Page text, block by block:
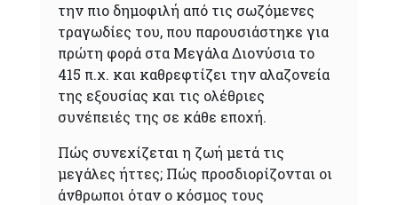
την πιο δημοφιλή από τις σωζόμενες
τραγωδίες του, που παρουσιάστηκε για
πρώτη φορά στα Μεγάλα Διονύσια το
415 π.χ. και καθρεφτίζει την αλαζονεία
της εξουσίας και τις ολέθριες
συνέπειές της σε κάθε εποχή.
Πώς συνεχίζεται η ζωή μετά τις
μεγάλες ήττες; Πώς προσδιορίζονται οι
άνθρωποι όταν ο κόσμος τους